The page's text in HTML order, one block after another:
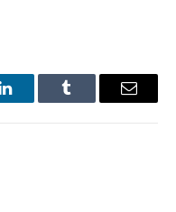
LinkedInTumblr Email